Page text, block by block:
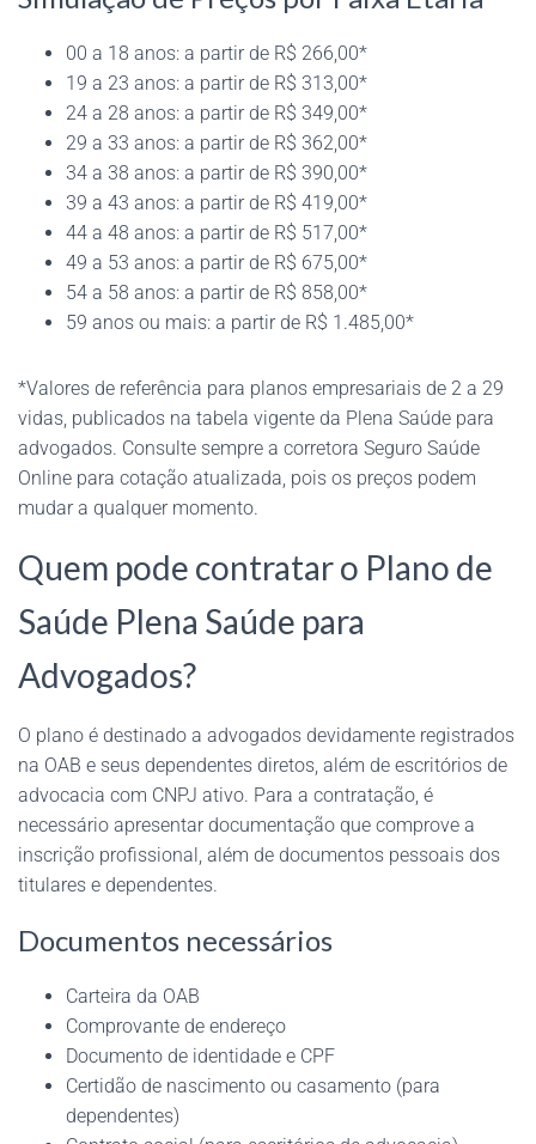
00 a 18 anos: a partir de R$ 266,00*
19 a 23 anos: a partir de R$ 313,00*
24 a 28 anos: a partir de R$ 349,00*
29 a 33 anos: a partir de R$ 362,00*
34 a 38 anos: a partir de R$ 390,00*
39 a 43 anos: a partir de R$ 419,00*
44 a 48 anos: a partir de R$ 517,00*
49 a 53 anos: a partir de R$ 675,00*
54 a 58 anos: a partir de R$ 858,00*
59 anos ou mais: a partir de R$ 1.485,00*
*Valores de referência para planos empresariais de 2 a 29
vidas, publicados na tabela vigente da Plena Saúde para
advogados. Consulte sempre a corretora Seguro Saúde
Online para cotação atualizada, pois os preços podem
mudar a qualquer momento.
Quem pode contratar o Plano de
Saúde Plena Saúde para
Advogados?
O plano é destinado a advogados devidamente registrados
na OAB e seus dependentes diretos, além de escritórios de
advocacia com CNPJ ativo. Para a contratação, é
necessário apresentar documentação que comprove a
inscrição profissional, além de documentos pessoais dos
titulares e dependentes.
Documentos necessários
Carteira da OAB
Comprovante de endereço
Documento de identidade e CPF
Certidão de nascimento ou casamento (para
dependentes)